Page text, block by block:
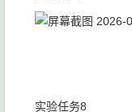
实验任务8